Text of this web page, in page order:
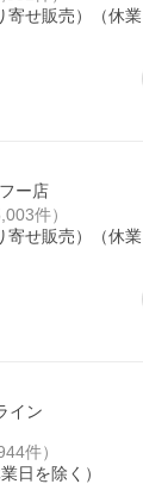
寄せ販売）（休業
ー店
件）
寄せ販売）（休業
イン
件）
日を除く）